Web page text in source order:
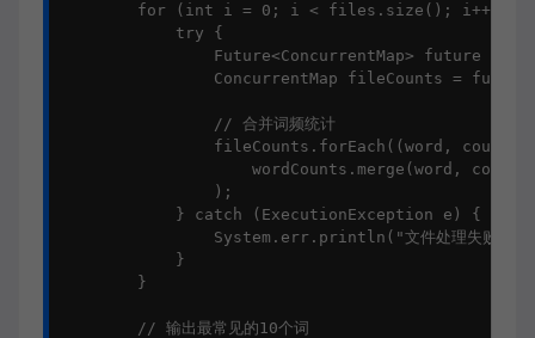
        for (int i = 0; i < files.size(); i++) {
            try {
Future<ConcurrentMap> future =
ConcurrentMap fileCounts =
                // 合并词频统计
fileCounts.forEach((word, count)
wordCounts.merge(word, count,
                );
            } catch (ExecutionException e) {
System.err.println("文件处理失败:
            }
        }
        // 输出最常见的10个词